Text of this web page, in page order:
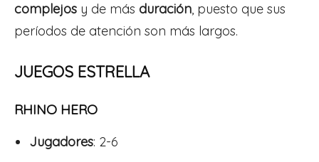
complejos y de más duración, puesto que sus
períodos de atención son más largos.
JUEGOS ESTRELLA
RHINO HERO
Jugadores: 2-6